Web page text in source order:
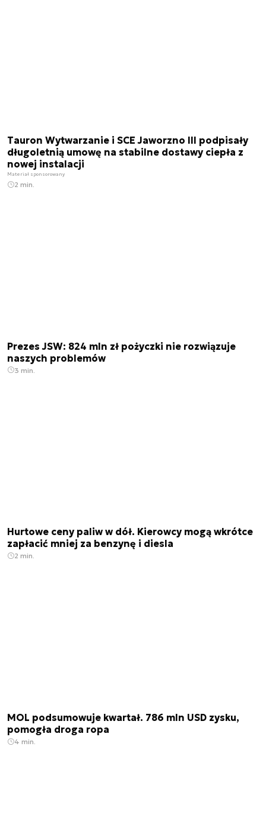
Tauron Wytwarzanie i SCE Jaworzno III podpisały
długoletnią umowę na stabilne dostawy ciepła z
nowej instalacji
Materiał sponsorowany
2 min.
Prezes JSW: 824 mln zł pożyczki nie rozwiązuje
naszych problemów
3 min.
Hurtowe ceny paliw w dół. Kierowcy mogą wkrótce
zapłacić mniej za benzynę i diesla
2 min.
MOL podsumowuje kwartał. 786 mln USD zysku,
pomogła droga ropa
4 min.